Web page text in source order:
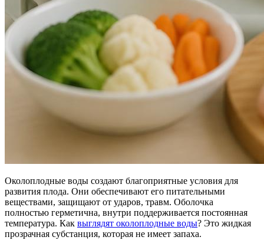
Околоплодные воды создают благоприятные условия для
развития плода. Они обеспечивают его питательными
веществами, защищают от ударов, травм. Оболочка
полностью герметична, внутри поддерживается постоянная
температура. Как выглядят околоплодные воды? Это жидкая
прозрачная субстанция, которая не имеет запаха.